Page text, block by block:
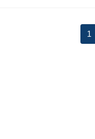
固
定
1